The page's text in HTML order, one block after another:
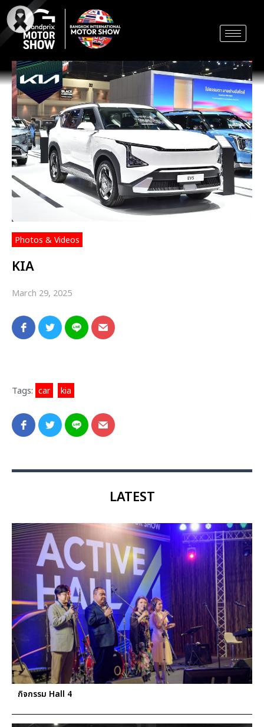
Skip
to
content
Photos & Videos
KIA
March 29, 2025
Tags: car kia
LATEST
กิจกรรม Hall 4